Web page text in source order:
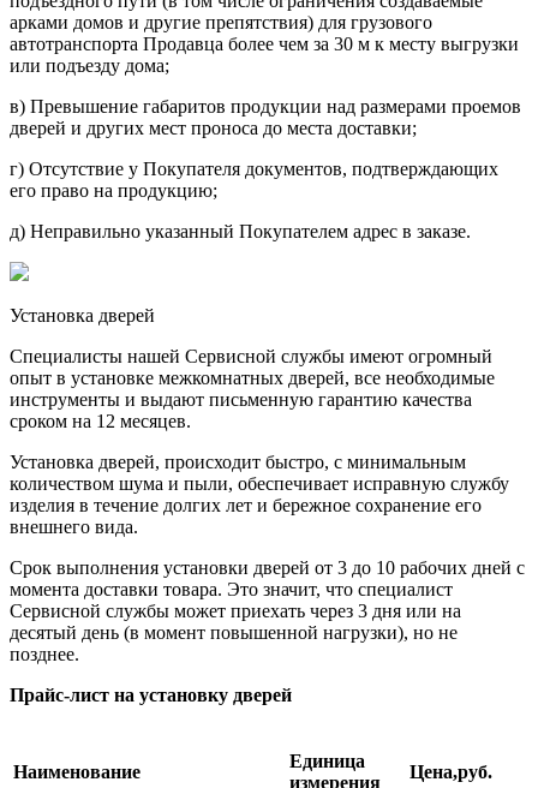
арками домов и другие препятствия) для грузового
автотранспорта Продавца более чем за 30 м к месту выгрузки
или подъезду дома;
в) Превышение габаритов продукции над размерами проемов
дверей и других мест проноса до места доставки;
г) Отсутствие у Покупателя документов, подтверждающих
его право на продукцию;
д) Неправильно указанный Покупателем адрес в заказе.
Установка дверей
Специалисты нашей Сервисной службы имеют огромный
опыт в установке межкомнатных дверей, все необходимые
инструменты и выдают письменную гарантию качества
сроком на 12 месяцев.
Установка дверей, происходит быстро, с минимальным
количеством шума и пыли, обеспечивает исправную службу
изделия в течение долгих лет и бережное сохранение его
внешнего вида.
Срок выполнения установки дверей от 3 до 10 рабочих дней с
момента доставки товара. Это значит, что специалист
Сервисной службы может приехать через 3 дня или на
десятый день (в момент повышенной нагрузки), но не
позднее.
Прайс-лист на установку дверей
Наименование
Единица
измерения
Цена,руб.